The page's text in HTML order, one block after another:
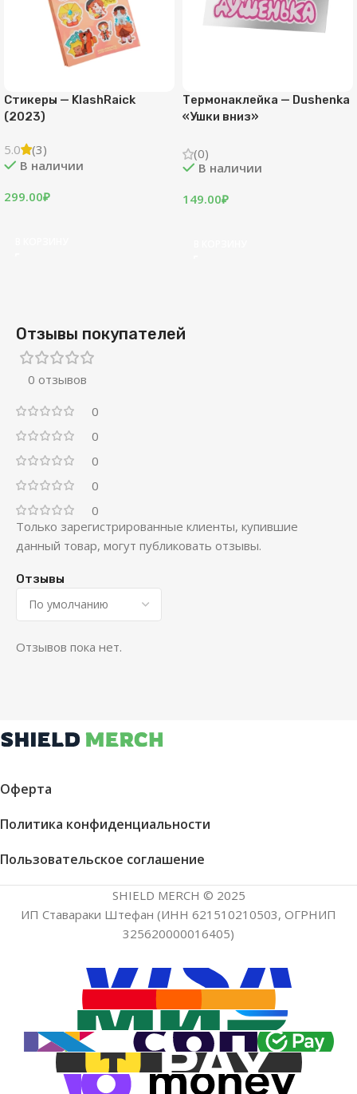
Стикеры — KlashRaick
(2023)
5.0
(3)
В наличии
299.00₽
Термонаклейка — Dushenka
«Ушки вниз»
(0)
В наличии
149.00₽
Отзывы покупателей
0 отзывов
0
0
0
0
0
Отзывы
Отзывов пока нет.
Только зарегистрированные клиенты, купившие
данный товар, могут публиковать отзывы.
Оферта
Политика конфиденциальности
Пользовательское соглашение
SHIELD MERCH © 2025
ИП Ставараки Штефан (ИНН 621510210503, ОГРНИП
325620000016405)